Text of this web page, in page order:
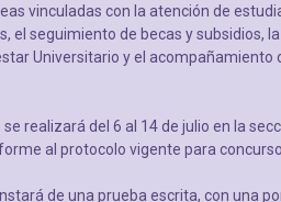
vinculadas con la atención de
el seguimiento de becas y subsidios,
Universitario y el
realizará del 6 al 14 de julio en la
al protocolo vigente para
de una prueba escrita, con una